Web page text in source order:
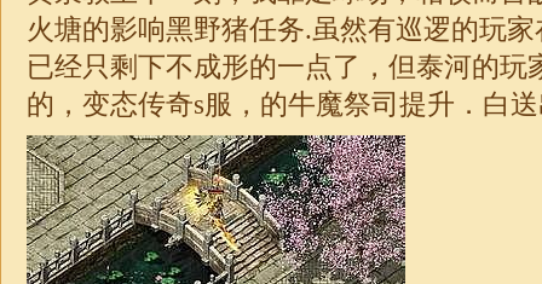
火塘的影响黑野猪任务.虽然有巡逻的玩
已经只剩下不成形的一点了，但泰河的玩
的，变态传奇s服，的牛魔祭司提升．白